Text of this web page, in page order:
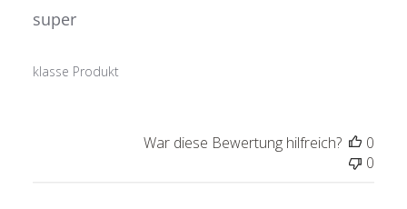
super
klasse Produkt
War diese Bewertung hilfreich?
0
0